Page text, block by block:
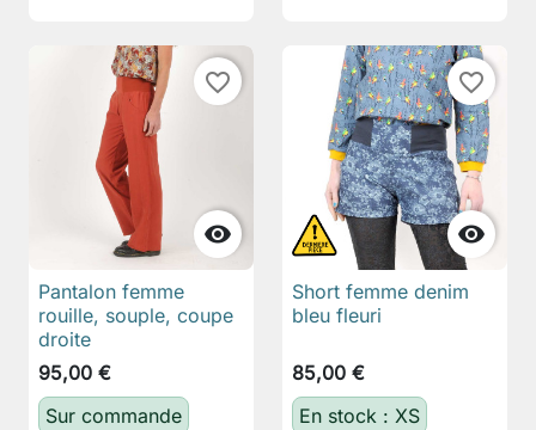

favorite_border
Pantalon femme
rouille, souple, coupe
droite
95,00 €
Sur commande

favorite_border
Short femme denim
bleu fleuri
85,00 €
En stock : XS